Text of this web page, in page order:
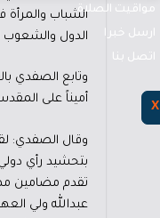
مواقيت الصلاة
ارسل خبرا
اتصل بنا
X
الشباب والمرأة
الدول والشعوب
وتابع الصفدي
أميناً على
وقال الصفدي:
بتحشيد رأي دولي
تقدم مضامين
عبدالله ولي